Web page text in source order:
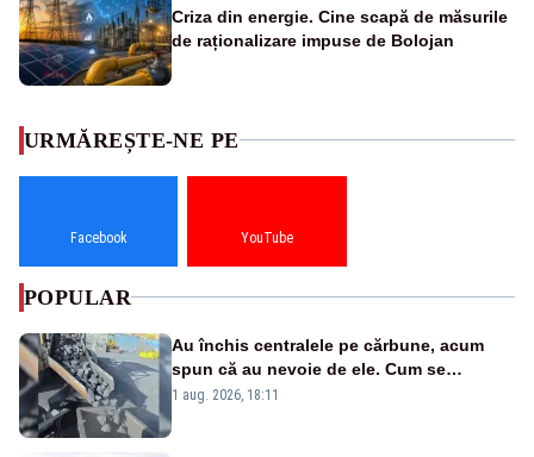
Criza din energie. Cine scapă de măsurile
de raționalizare impuse de Bolojan
URMĂREȘTE-NE PE
Facebook YouTube
POPULAR
Au închis centralele pe cărbune, acum
spun că au nevoie de ele. Cum se
pasează vina în plină criză energetică
1 aug. 2026, 18:11